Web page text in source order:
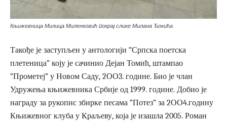
Књижевница Милица Миленковић покрај слике Милана Ђокића
Такође је заступљен у антологији “Српска поетска
плетеница” коју је сачинио Дејан Томић, штампао
“Прометеј” у Новом Саду, 2ОО3. године. Био је члан
Удружења књижевника Србије од 1999. године. Добио је
награду за рукопис збирке песама “Потез” за 2ОО4.годину
Књижевног клуба у Краљеву, која је изашла 2005. Роман